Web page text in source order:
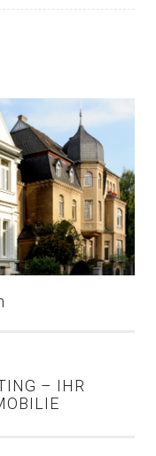
– IHR